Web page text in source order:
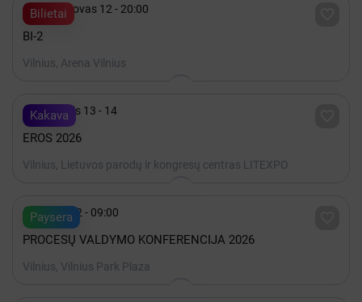
Bilietai
 2027 Kovas 12 - 20:00
BI-2
Vilnius, Arena Vilnius
Kakava
 Lapkritis 13 - 14
EROS 2026
Vilnius, Lietuvos parodų ir kongresų centras LITEXPO
Paysera
 Spalis 22 - 09:00
PROCESŲ VALDYMO KONFERENCIJA 2026
Vilnius, Vilnius Park Plaza